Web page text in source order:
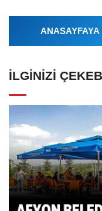
İLGINIZI